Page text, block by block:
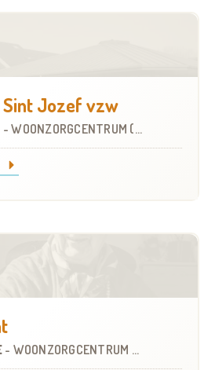
Jozef vzw
-WOONZORGCENTRUM (WZC)
- WOONZORGCENTRUM (WZC)